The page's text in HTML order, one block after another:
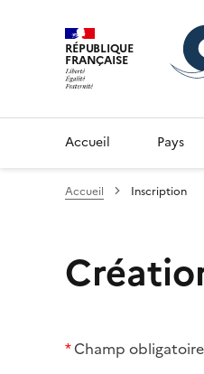
RÉPUBLIQUE
FRANÇAISE
Accueil Pays
Accueil Inscription
*Champ obligatoire